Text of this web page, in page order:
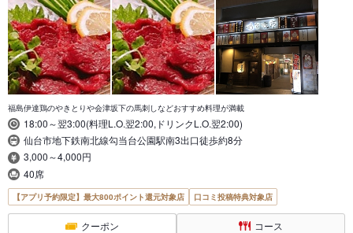
福島伊達鶏のやきとりや会津坂下の馬刺しなどおすすめ料理が満載
18:00～翌3:00(料理L.O.翌2:00,ドリンクL.O.翌2:00)
仙台市地下鉄南北線勾当台公園駅南3出口徒歩約8分
3,000～4,000円
40席
【アプリ予約限定】最大800ポイント還元対象店 口コミ投稿特典対象店
クーポン コース